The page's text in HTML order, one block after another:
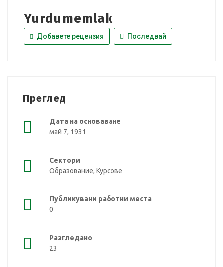
Yurdumemlak
Добавете рецензия Последвай
Преглед
Дата на основаване
май 7, 1931
Сектори
Образование, Курсове
Публикувани работни места
0
Разгледано
23